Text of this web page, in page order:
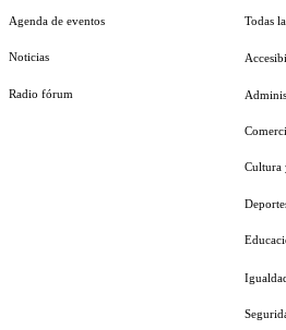
Agenda de eventos
Noticias
Radio fórum
Todas
Cultura